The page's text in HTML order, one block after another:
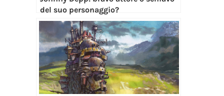
del suo personaggio?